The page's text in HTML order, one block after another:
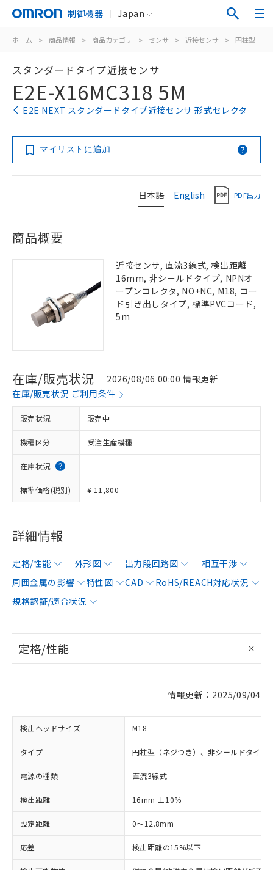
制御機器 Japan
ホーム > 商品情報 > 商品カテゴリ > センサ > 近接センサ > 円柱型
スタンダードタイプ近接センサ
E2E-X16MC318 5M
E2E NEXT スタンダードタイプ近接センサ 形式セレクタ
マイリストに追加
日本語 English PDF出力
商品概要
近接センサ, 直流3線式, 検出距離
16mm, 非シールドタイプ, NPNオ
ープンコレクタ, NO+NC, M18, コー
ド引き出しタイプ, 標準PVCコード,
5m
在庫/販売状況
2026/08/06 00:00 情報更新
在庫/販売状況 ご利用条件
販売状況 販売中
機種区分 受注生産機種
在庫状況
標準価格(税別) ¥ 11,800
詳細情報
定格/性能 外形図 出力段回路図
相互干渉
周囲金属の影響
特性図 CAD
RoHS/REACH対応状況
規格認証/適合状況
定格/性能
情報更新：2025/09/04
検出ヘッドサイズ M18
タイプ 円柱型（ネジつき）、非シールドタイプ
電源の種類 直流3線式
検出距離 16mm ±10%
設定距離 0～12.8mm
応差 検出距離の15%以下